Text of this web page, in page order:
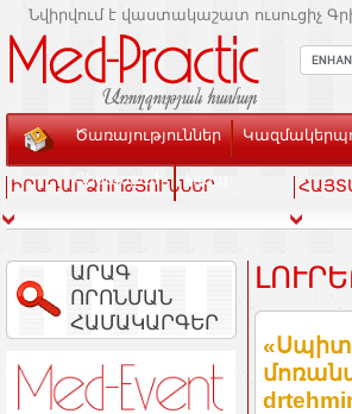
Նվիրվում է վաստակաշատ ուսուցիչ
Ծառայություններ
Տեսասրահ Կապ
ԻՐԱԴԱՐՁՈՒԹՅՈՒՆՆԵՐ
ԱՐԱԳ
ՈՐՈՆՄԱՆ
ՀԱՄԱԿԱՐԳԵՐ